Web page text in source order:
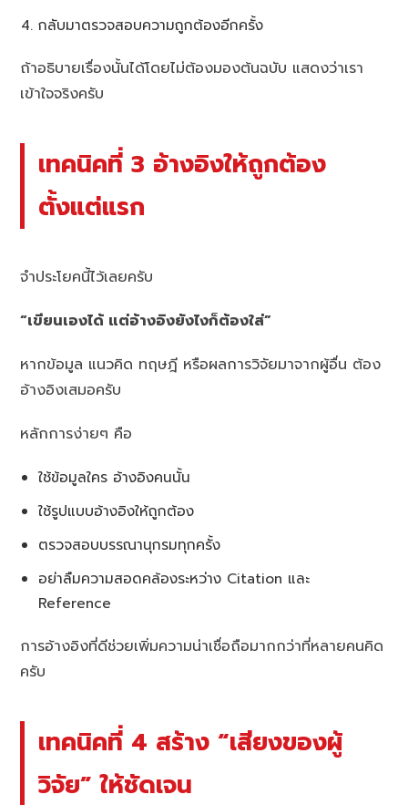
กลับมาตรวจสอบความถูกต้องอีกครั้ง
ถ้าอธิบายเรื่องนั้นได้โดยไม่ต้องมองต้นฉบับ แสดงว่าเรา
เข้าใจจริงครับ
เทคนิคที่ 3 อ้างอิงให้ถูกต้อง
ตั้งแต่แรก
จำประโยคนี้ไว้เลยครับ
“เขียนเองได้ แต่อ้างอิงยังไงก็ต้องใส่”
หากข้อมูล แนวคิด ทฤษฎี หรือผลการวิจัยมาจากผู้อื่น ต้อง
อ้างอิงเสมอครับ
หลักการง่ายๆ คือ
ใช้ข้อมูลใคร อ้างอิงคนนั้น
ใช้รูปแบบอ้างอิงให้ถูกต้อง
ตรวจสอบบรรณานุกรมทุกครั้ง
อย่าลืมความสอดคล้องระหว่าง Citation และ
Reference
การอ้างอิงที่ดีช่วยเพิ่มความน่าเชื่อถือมากกว่าที่หลายคนคิด
ครับ
เทคนิคที่ 4 สร้าง “เสียงของผู้
วิจัย” ให้ชัดเจน